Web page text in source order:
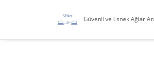
Güvenli ve Esnek Ağlar